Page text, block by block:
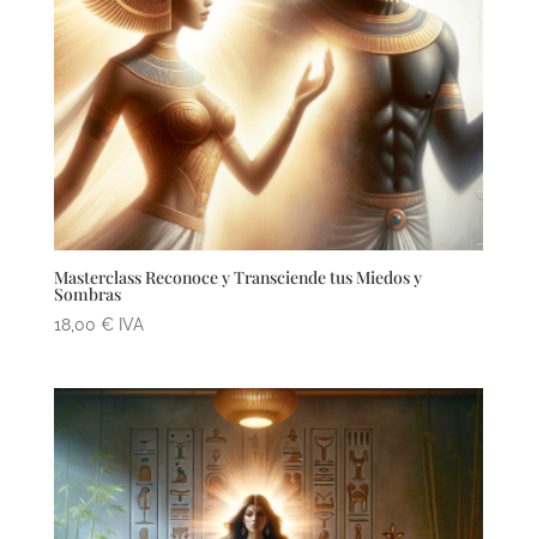
Masterclass Reconoce y Transciende tus Miedos y
Sombras
18,00 € IVA